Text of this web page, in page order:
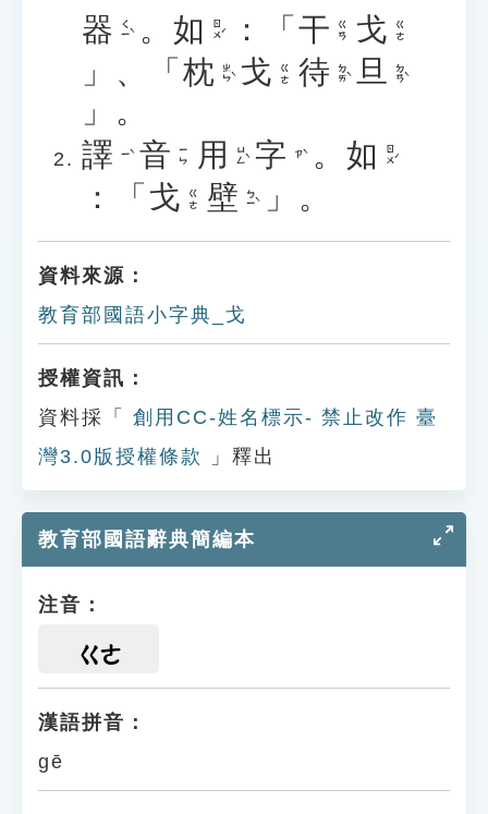
器 ㄑㄧˋ 。 如 ㄖㄨˊ ：「 干 ㄍㄢ 戈 ㄍㄜ
」、「 枕 ㄓㄣˋ 戈 ㄍㄜ 待 ㄉㄞˋ 旦 ㄉㄢˋ
」。
譯
ㄧˋ 音 ㄧㄣ 用 ㄩㄥˋ 字 ㄗˋ 。 如 ㄖㄨˊ
：「 戈 ㄍㄜ 壁 ㄅㄧˋ 」。
資料來源：
教育部國語小字典_戈
授權資訊：
資料採「
創用CC-姓名標示- 禁止改作 臺
灣3.0版授權條款
」釋出
教育部國語辭典簡編本
注音：
ㄍㄜ
漢語拼音：
gē